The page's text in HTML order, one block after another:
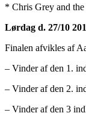
* Chris Grey and
Lørdag d. 27/10
Finalen afvikles af
– Vinder af den 1.
– Vinder af den 2.
– Vinder af den 3